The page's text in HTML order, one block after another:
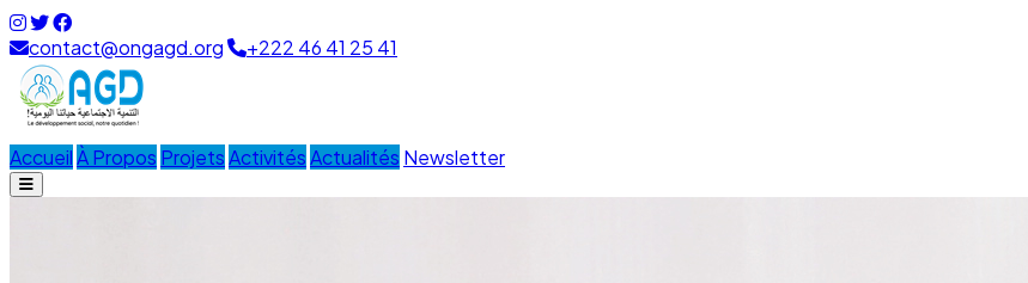
contact@ongagd.org +222 46 41 25 41
AccueilÀ Propos ProjetsActivitésActualités Newsletter